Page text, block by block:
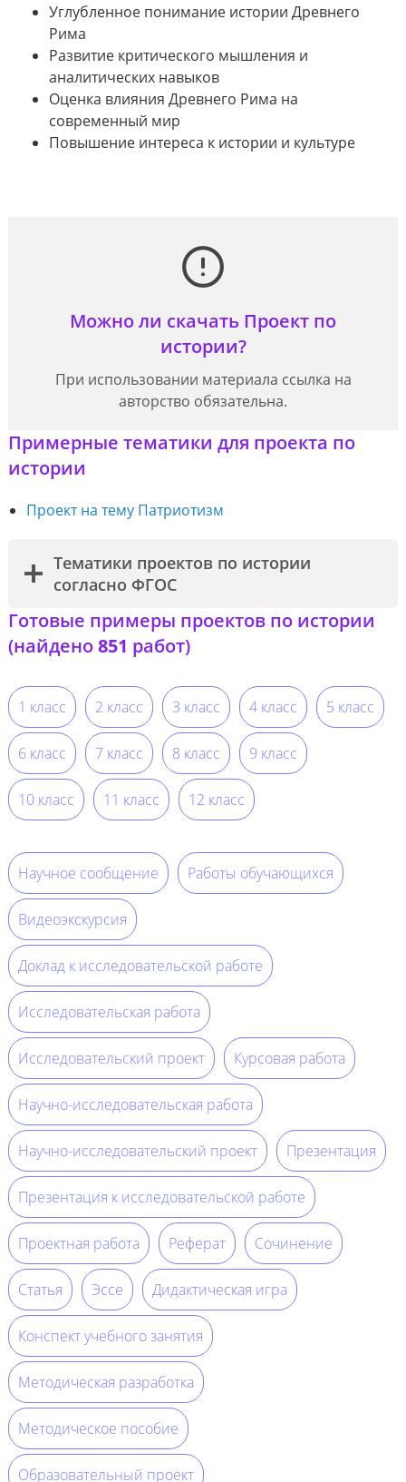
Углубленное понимание истории Древнего
Рима
Развитие критического мышления и
аналитических навыков
Оценка влияния Древнего Рима на
современный мир
Повышение интереса к истории и культуре
Можно ли скачать Проект по
истории?
При использовании материала ссылка на
авторство обязательна.
Примерные тематики для проекта по
истории
Проект на тему Патриотизм
Тематики проектов по истории
согласно ФГОС
Готовые примеры проектов по истории
(найдено851 работ)
1 класс 2 класс 3 класс 4 класс 5 класс
6 класс 7 класс 8 класс 9 класс
10 класс 11 класс 12 класс
Научное сообщение Работы обучающихся
Видеоэкскурсия
Доклад к исследовательской работе
Исследовательская работа
Исследовательский проект Курсовая работа
Научно-исследовательская работа
Научно-исследовательский проект Презентация
Презентация к исследовательской работе
Проектная работа Реферат Сочинение
Статья Эссе Дидактическая игра
Конспект учебного занятия
Методическая разработка
Методическое пособие
Образовательный проект